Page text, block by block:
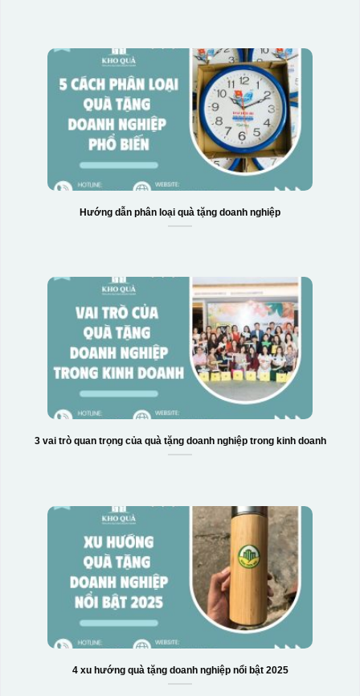
Hướng dẫn phân loại quà tặng doanh nghiệp
3 vai trò quan trọng của quà tặng doanh nghiệp trong kinh doanh
4 xu hướng quà tặng doanh nghiệp nổi bật 2025